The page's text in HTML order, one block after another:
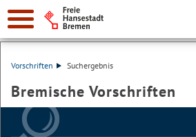
Vorschriften Suchergebnis
Bremische Vorschriften